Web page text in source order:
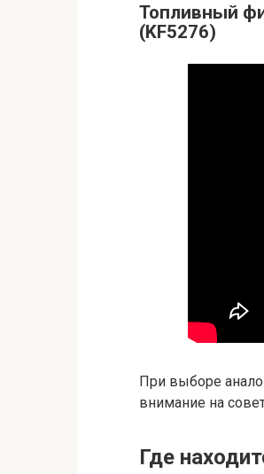
Топливный
(KF5276)
При выборе
внимание на
Где